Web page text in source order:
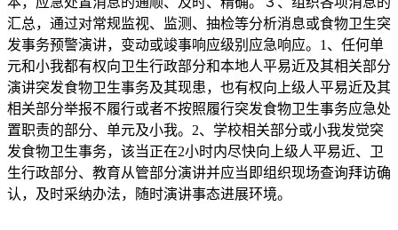
汇总，通过对常规监视、监测、抽检等分析消息或食物卫生突
发事务预警演讲，变动或竣事响应级别应急响应。1、任何单
元和小我都有权向卫生行政部分和本地人平易近及其相关部分
演讲突发食物卫生事务及其现患，也有权向上级人平易近及其
相关部分举报不履行或者不按照履行突发食物卫生事务应急处
置职责的部分、单元及小我。2、学校相关部分或小我发觉突
发食物卫生事务，该当正在2小时内尽快向上级人平易近、卫
生行政部分、教育从管部分演讲并应当即组织现场查询拜访确
认，及时采纳办法，随时演讲事态进展环境。